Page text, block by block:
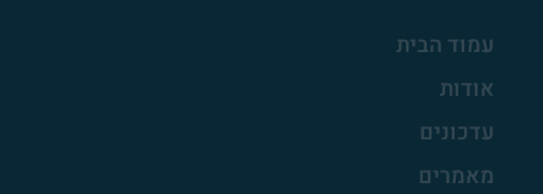
עמוד הבית
אודות
עדכונים
מאמרים